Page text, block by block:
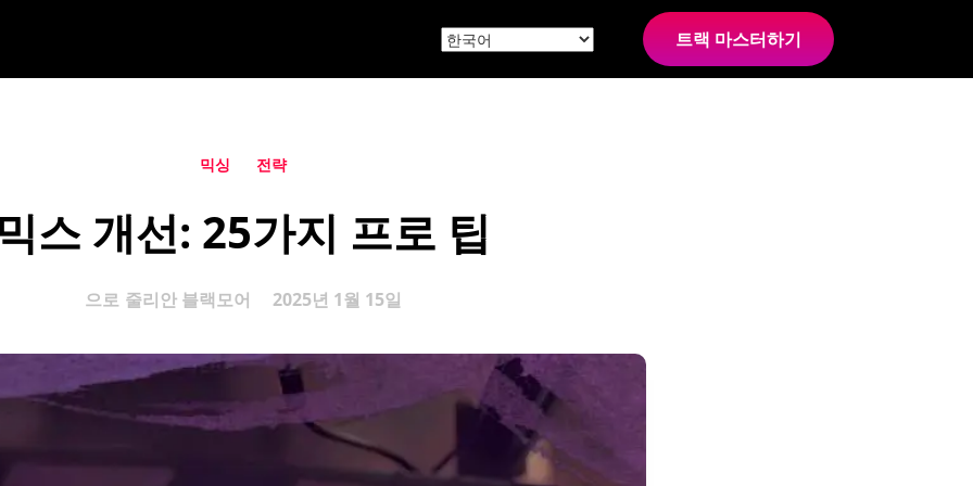
트랙 마스터하기
믹싱 전략
스 개선: 25가지 프로 팁
으로 줄리안 블랙모어 2025년 1월 15일